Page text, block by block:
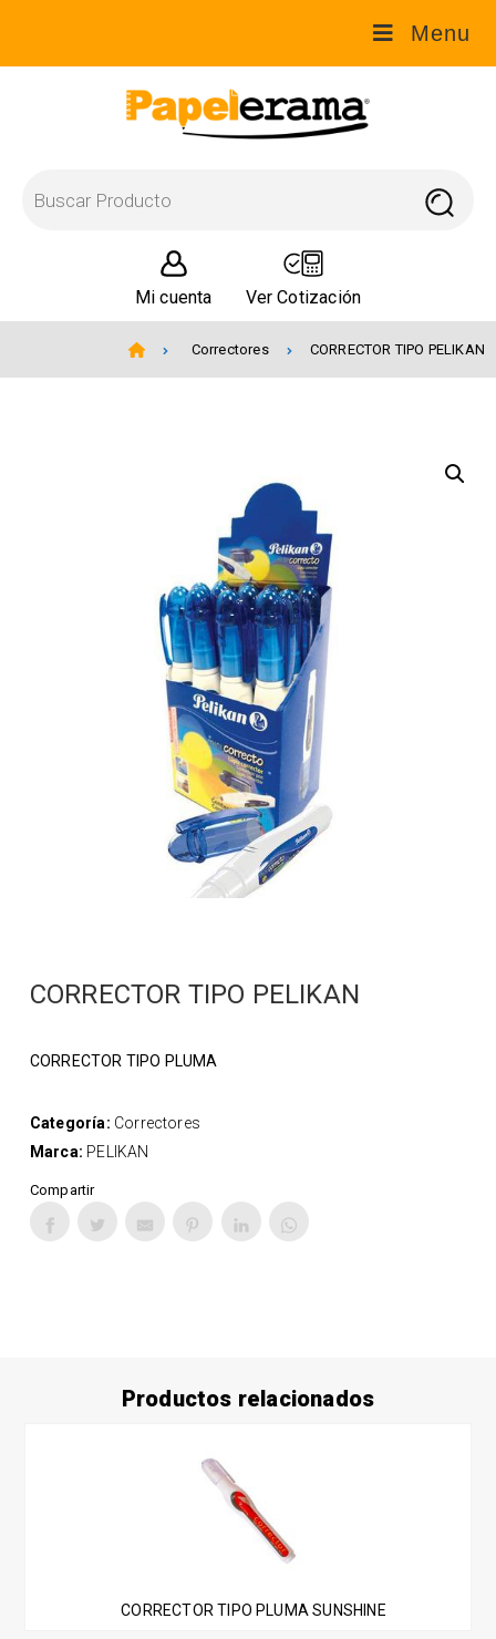
Mi cuenta Ver Cotización
Menu
Correctores CORRECTOR TIPO PELIKAN
CORRECTOR TIPO PELIKAN
CORRECTOR TIPO PLUMA
Categoría: Correctores
Marca: PELIKAN
Compartir
Productos relacionados
CORRECTOR TIPO PLUMA SUNSHINE